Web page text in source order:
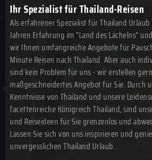
Ihr Spezialist für Thailand-Reisen
Als erfahrener Spezialist für Thailand Urlaub
Jahren Erfahrung im "Land des Lächelns"
wir Ihnen umfangreiche Angebote für
Minute Reisen nach Thailand. Aber auch
sind kein Problem für uns - wir erstellen
maßgeschneidertes Angebot für Sie. Durch
Kenntnisse von Thailand und unsere
facettenreiche Königreich Thailand, sind
und Reiseideen für Sie grenzenlos und
Lassen Sie sich von uns inspirieren und
unvergesslichen Thailand Urlaub.